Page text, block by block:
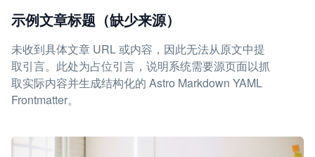
示例文章标题（缺少来源）
未收到具体文章 URL 或内容，因此无法从原文中提
取引言。此处为占位引言，说明系统需要源页面以抓
取实际内容并生成结构化的 Astro Markdown YAML
Frontmatter。